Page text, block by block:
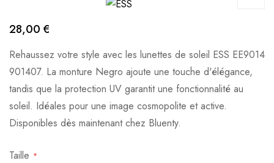
28,00 €
Rehaussez votre style avec les lunettes de soleil ESS EE9014
901407. La monture Negro ajoute une touche d'élégance,
tandis que la protection UV garantit une fonctionnalité au
soleil. Idéales pour une image cosmopolite et active.
Disponibles dès maintenant chez Bluenty.
Taille